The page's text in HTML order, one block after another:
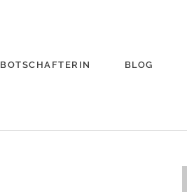
BOTSCHAFTERIN BLOG